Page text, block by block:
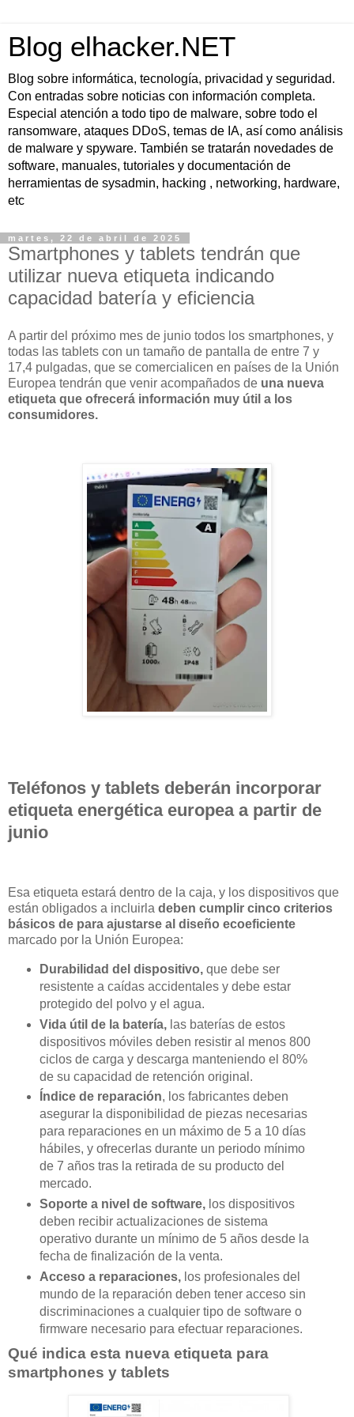
Blog elhacker.NET
Blog sobre informática, tecnología, privacidad y seguridad.
Con entradas sobre noticias con información completa.
Especial atención a todo tipo de malware, sobre todo el
ransomware, ataques DDoS, temas de IA, así como análisis
de malware y spyware. También se tratarán novedades de
software, manuales, tutoriales y documentación de
herramientas de sysadmin, hacking , networking, hardware,
etc
martes, 22 de abril de 2025
Smartphones y tablets tendrán que
utilizar nueva etiqueta indicando
capacidad batería y eficiencia
A partir del próximo mes de junio todos los smartphones, y
todas las tablets con un tamaño de pantalla de entre 7 y
17,4 pulgadas, que se comercialicen en países de la Unión
Europea tendrán que venir acompañados de una nueva
etiqueta que ofrecerá información muy útil a los
consumidores.
Teléfonos y tablets deberán incorporar
etiqueta energética europea a partir de
junio
Esa etiqueta estará dentro de la caja, y los dispositivos que
están obligados a incluirla deben cumplir cinco criterios
básicos de para ajustarse al diseño ecoeficiente
marcado por la Unión Europea:
Durabilidad del dispositivo,que debe ser
resistente a caídas accidentales y debe estar
protegido del polvo y el agua.
Vida útil de la batería,las baterías de estos
dispositivos móviles deben resistir al menos 800
ciclos de carga y descarga manteniendo el 80%
de su capacidad de retención original.
Índice de reparación, los fabricantes deben
asegurar la disponibilidad de piezas necesarias
para reparaciones en un máximo de 5 a 10 días
hábiles, y ofrecerlas durante un periodo mínimo
de 7 años tras la retirada de su producto del
mercado.
Soporte a nivel de software,los dispositivos
deben recibir actualizaciones de sistema
operativo durante un mínimo de 5 años desde la
fecha de finalización de la venta.
Acceso a reparaciones,los profesionales del
mundo de la reparación deben tener acceso sin
discriminaciones a cualquier tipo de software o
firmware necesario para efectuar reparaciones.
Qué indica esta nueva etiqueta para
smartphones y tablets